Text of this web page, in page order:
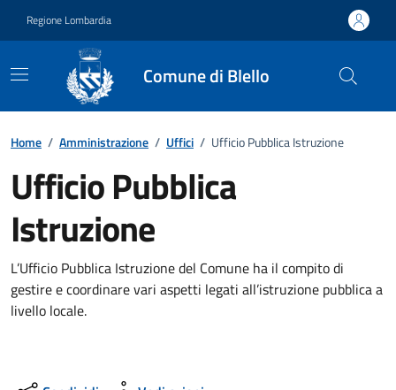
Regione Lombardia
Comune di Blello
Dettagli dell'ufficio
Home / Amministrazione / Uffici / Ufficio Pubblica Istruzione
Ufficio Pubblica
Istruzione
L’Ufficio Pubblica Istruzione del Comune ha il compito di
gestire e coordinare vari aspetti legati all’istruzione pubblica a
livello locale.